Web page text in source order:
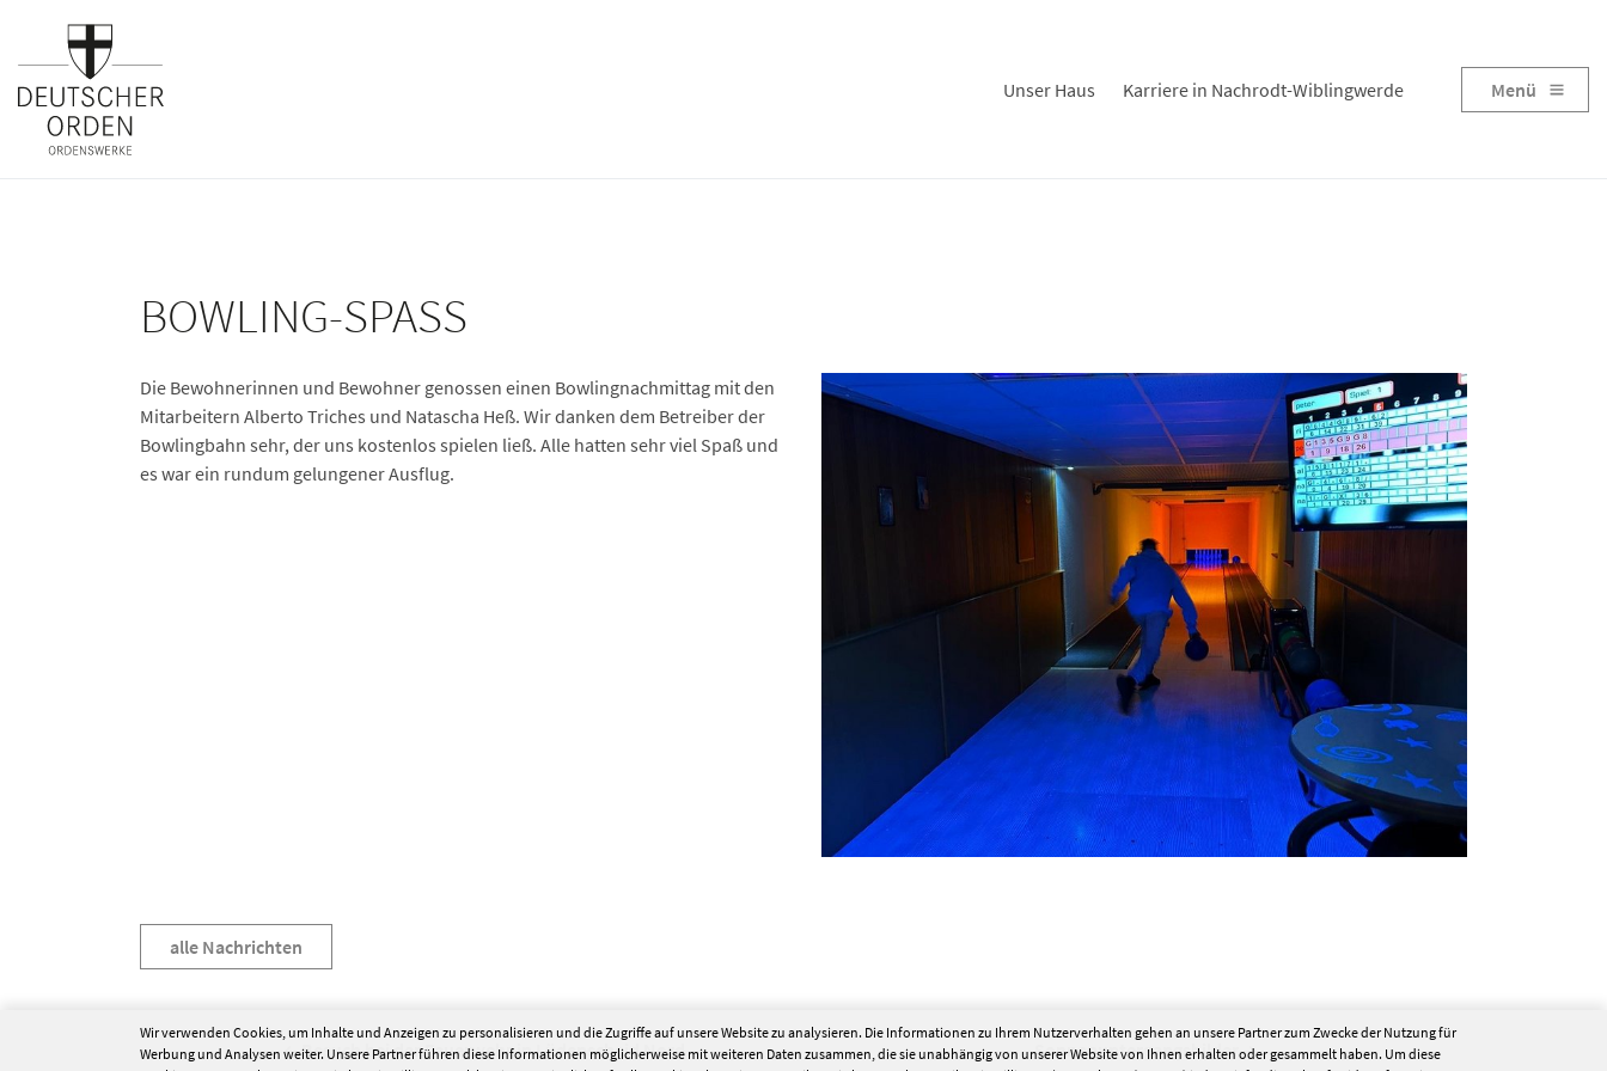
Unser Haus Karriere in Nachrodt-Wiblingwerde Menü
BOWLING-SPASS
Die Bewohnerinnen und Bewohner genossen einen Bowlingnachmittag mit den
Mitarbeitern Alberto Triches und Natascha Heß. Wir danken dem Betreiber der
Bowlingbahn sehr, der uns kostenlos spielen ließ. Alle hatten sehr viel Spaß und
es war ein rundum gelungener Ausflug.
alle Nachrichten
Besuch bei der Feuerwehr in Lüdenscheid Nord Sonnenuntergangsbilder
Wir verwenden Cookies, um Inhalte und Anzeigen zu personalisieren und die Zugriffe auf unsere Website zu analysieren. Die Informationen zu Ihrem Nutzerverhalten gehen an unsere Partner zum Zwecke der Nutzung für
Werbung und Analysen weiter. Unsere Partner führen diese Informationen möglicherweise mit weiteren Daten zusammen, die sie unabhängig von unserer Website von Ihnen erhalten oder gesammelt haben. Um diese